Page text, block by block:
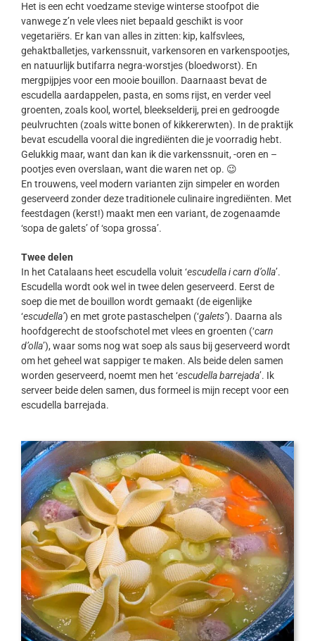
Het is een echt voedzame stevige winterse stoofpot die
vanwege z’n vele vlees niet bepaald geschikt is voor
vegetariërs. Er kan van alles in zitten: kip, kalfsvlees,
gehaktballetjes, varkenssnuit, varkensoren en varkenspootjes,
en natuurlijk butifarra negra-worstjes (bloedworst). En
mergpijpjes voor een mooie bouillon. Daarnaast bevat de
escudella aardappelen, pasta, en soms rijst, en verder veel
groenten, zoals kool, wortel, bleekselderij, prei en gedroogde
peulvruchten (zoals witte bonen of kikkererwten). In de praktijk
bevat escudella vooral die ingrediënten die je voorradig hebt.
Gelukkig maar, want dan kan ik die varkenssnuit, -oren en –
pootjes even overslaan, want die waren net op. 😉
En trouwens, veel modern varianten zijn simpeler en worden
geserveerd zonder deze traditionele culinaire ingrediënten. Met
feestdagen (kerst!) maakt men een variant, de zogenaamde
‘sopa de galets’ of ‘sopa grossa’.
Twee delen
In het Catalaans heet escudella voluit ‘escudella i carn d’olla’.
Escudella wordt ook wel in twee delen geserveerd. Eerst de
soep die met de bouillon wordt gemaakt (de eigenlijke
‘escudella’) en met grote pastaschelpen (‘galets’). Daarna als
hoofdgerecht de stoofschotel met vlees en groenten (‘carn
d’olla’), waar soms nog wat soep als saus bij geserveerd wordt
om het geheel wat sappiger te maken. Als beide delen samen
worden geserveerd, noemt men het ‘escudella barrejada’. Ik
serveer beide delen samen, dus formeel is mijn recept voor een
escudella barrejada.